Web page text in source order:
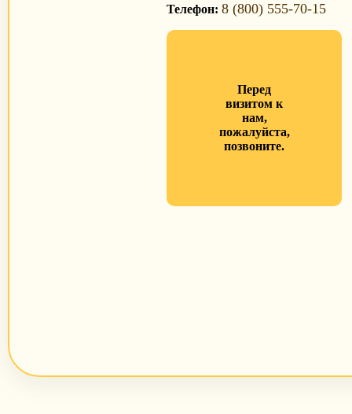
Телефон: 8 (800) 555-70-15
Перед
визитом к
нам,
пожалуйста,
позвоните.